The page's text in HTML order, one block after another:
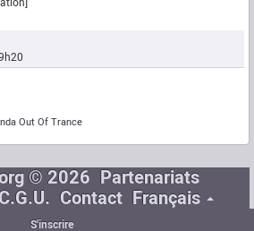
S'inscrire
Out Of Trance
© 2026 Partenariats
Contact Français